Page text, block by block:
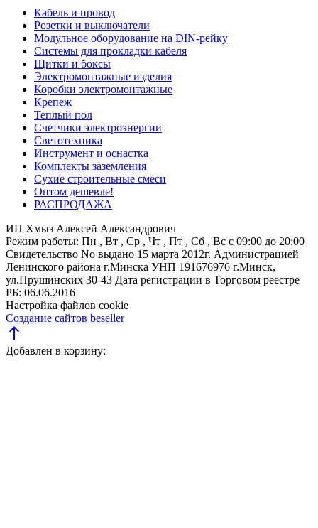
Кабель и провод
Розетки и выключатели
Модульное оборудование на DIN-рейку
Системы для прокладки кабеля
Щитки и боксы
Электромонтажные изделия
Коробки электромонтажные
Крепеж
Теплый пол
Счетчики электроэнергии
Светотехника
Инструмент и оснастка
Комплекты заземления
Сухие строительные смеси
Оптом дешевле!
РАСПРОДАЖА
ИП Хмыз Алексей Александрович
Режим работы: Пн , Вт , Ср , Чт , Пт , Сб , Вс c 09:00 до 20:00
Свидетельство No выдано 15 марта 2012г. Администрацией
Ленинского района г.Минска УНП 191676976 г.Минск,
ул.Прушинских 30-43 Дата регистрации в Торговом реестре
РБ: 06.06.2016
Настройка файлов cookie
Создание сайтов beseller
north
Добавлен в корзину: